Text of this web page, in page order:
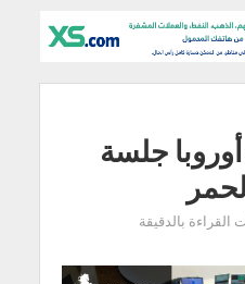
جلسة